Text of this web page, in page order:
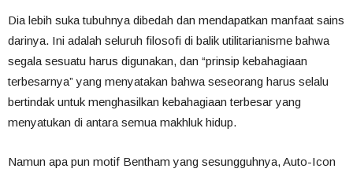
Dia lebih suka tubuhnya dibedah dan mendapatkan manfaat sains
darinya. Ini adalah seluruh filosofi di balik utilitarianisme bahwa
segala sesuatu harus digunakan, dan “prinsip kebahagiaan
terbesarnya” yang menyatakan bahwa seseorang harus selalu
bertindak untuk menghasilkan kebahagiaan terbesar yang
menyatukan di antara semua makhluk hidup.
Namun apa pun motif Bentham yang sesungguhnya, Auto-Icon